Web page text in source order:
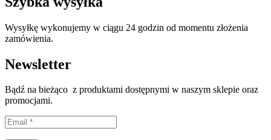
Wysyłkę wykonujemy w ciągu 24 godzin od momentu złożenia
zamówienia.
Newsletter
Bądź na bieżąco z produktami dostępnymi w naszym sklepie oraz
promocjami.